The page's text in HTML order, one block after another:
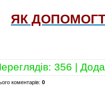
ЯК
: 356 |
коментарів: 0